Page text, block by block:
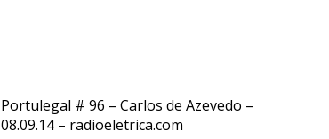
Portulegal # 96 – Carlos de Azevedo –
08.09.14 – radioeletrica.com